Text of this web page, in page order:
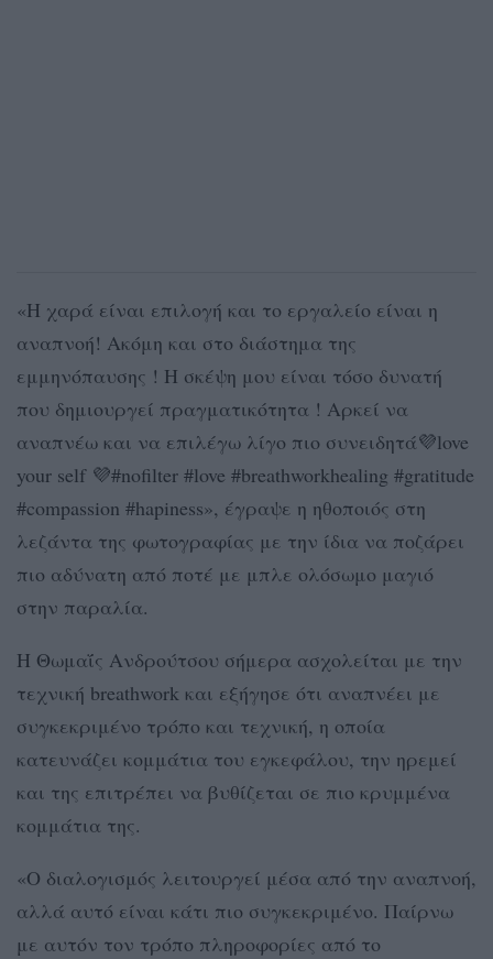
«Η χαρά είναι επιλογή και το εργαλείο είναι η
αναπνοή! Ακόμη και στο διάστημα της
εμμηνόπαυσης ! Η σκέψη μου είναι τόσο δυνατή
που δημιουργεί πραγματικότητα ! Αρκεί να
αναπνέω και να επιλέγω λίγο πιο συνειδητά💜love
your self 💜#nofilter #love #breathworkhealing #gratitude
#compassion #hapiness», έγραψε η ηθοποιός στη
λεζάντα της φωτογραφίας με την ίδια να ποζάρει
πιο αδύνατη από ποτέ με μπλε ολόσωμο μαγιό
στην παραλία.
Η Θωμαΐς Ανδρούτσου σήμερα ασχολείται με την
τεχνική breathwork και εξήγησε ότι αναπνέει με
συγκεκριμένο τρόπο και τεχνική, η οποία
κατευνάζει κομμάτια του εγκεφάλου, την ηρεμεί
και της επιτρέπει να βυθίζεται σε πιο κρυμμένα
κομμάτια της.
«Ο διαλογισμός λειτουργεί μέσα από την αναπνοή,
αλλά αυτό είναι κάτι πιο συγκεκριμένο. Παίρνω
με αυτόν τον τρόπο πληροφορίες από το